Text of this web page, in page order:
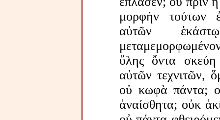
μορφὴν τούτων
αὐτῶν
ὕλης ὄντα σκεύη
αὐτῶν τεχνιτῶν,
οὐ κωφὰ πάντα;
ἀναίσθητα; οὐκ